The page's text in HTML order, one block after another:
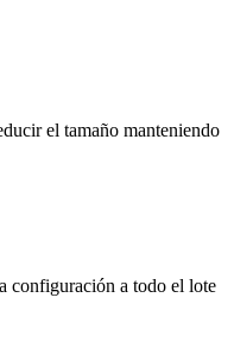
el tamaño manteniendo
configuración a todo el lote